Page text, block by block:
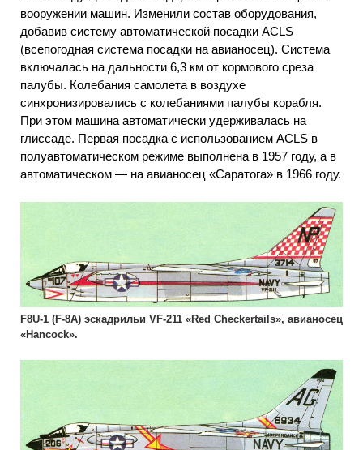
вооружении машин. Изменили состав оборудования,
добавив систему автоматической посадки ACLS
(всепогодная система посадки на авианосец). Система
включалась на дальности 6,3 км от кормового среза
палубы. Колебания самолета в воздухе
синхронизировались с колебаниями палубы корабля.
При этом машина автоматически удерживалась на
глиссаде. Первая посадка с использованием ACLS в
полуавтоматическом режиме выполнена в 1957 году, а в
автоматическом — на авианосец «Саратога» в 1966 году.
F8U-1 (F-8A) эскадрильи VF-211 «Red Checkertails», авианосец
«Hancock».